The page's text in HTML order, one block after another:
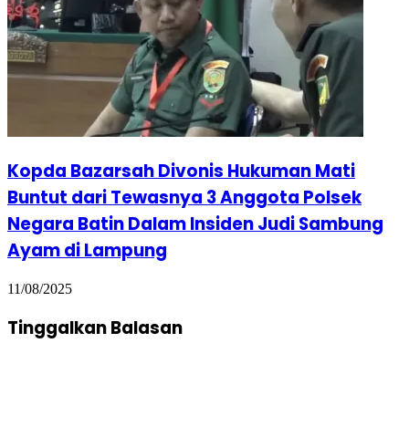
Kopda Bazarsah Divonis Hukuman Mati
Buntut dari Tewasnya 3 Anggota Polsek
Negara Batin Dalam Insiden Judi Sambung
Ayam di Lampung
11/08/2025
Tinggalkan Balasan